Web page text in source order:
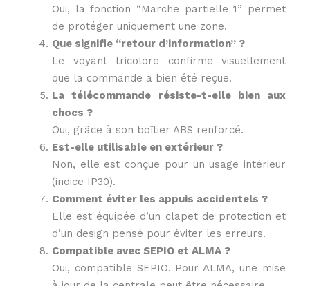
Oui, la fonction “Marche partielle 1” permet
de protéger uniquement une zone.
Que signifie “retour d’information” ?
Le voyant tricolore confirme visuellement
que la commande a bien été reçue.
La télécommande résiste-t-elle bien aux
chocs ?
Oui, grâce à son boîtier ABS renforcé.
Est-elle utilisable en extérieur ?
Non, elle est conçue pour un usage intérieur
(indice IP30).
Comment éviter les appuis accidentels ?
Elle est équipée d’un clapet de protection et
d’un design pensé pour éviter les erreurs.
Compatible avec SEPIO et ALMA ?
Oui, compatible SEPIO. Pour ALMA, une mise